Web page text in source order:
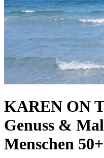
KAREN ON
Genuss &
Menschen 50+